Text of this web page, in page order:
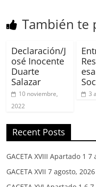
También te
Declaración/J
osé Inocente
Duarte
Salazar
10 noviembre,
2022
3
Recent Posts
GACETA XVIII Apartado 1 7
GACETA XVII 7 agosto, 2026